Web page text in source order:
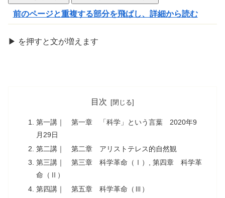
前のページと重複する部分を飛ばし、詳細から読む
▶ を押すと文が増 えます
目次
第一講｜ 第一章 「科学」という言葉 2020年9
月29日
第二講｜ 第二章 アリストテレス的自然観
第三講｜ 第三章 科学革命（Ⅰ）, 第四章 科学革
命（Ⅱ）
第四講｜ 第五章 科学革命（Ⅲ）